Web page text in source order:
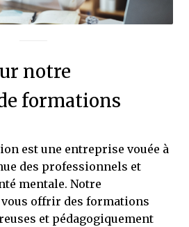
notre
formations
est une entreprise vouée à
des professionnels et
mentale. Notre
vous offrir des formations
et pédagogiquement